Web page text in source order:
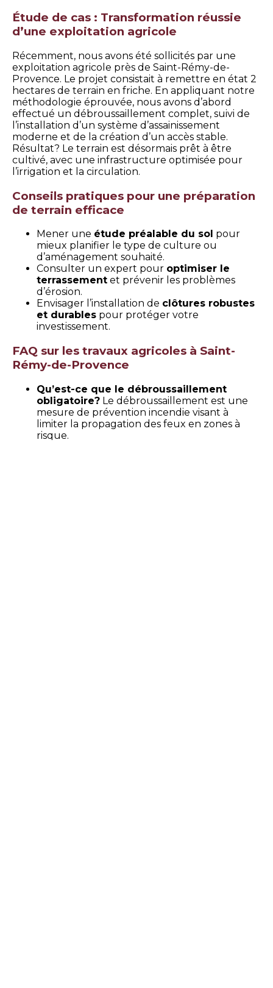
Étude de cas : Transformation réussie
d’une exploitation agricole
Récemment, nous avons été sollicités par une
exploitation agricole près de Saint-Rémy-de-
Provence. Le projet consistait à remettre en état 2
hectares de terrain en friche. En appliquant notre
méthodologie éprouvée, nous avons d’abord
effectué un débroussaillement complet, suivi de
l’installation d’un système d’assainissement
moderne et de la création d’un accès stable.
Résultat? Le terrain est désormais prêt à être
cultivé, avec une infrastructure optimisée pour
l’irrigation et la circulation.
Conseils pratiques pour une préparation
de terrain efficace
Mener une étude préalable du sol pour
mieux planifier le type de culture ou
d’aménagement souhaité.
Consulter un expert pour optimiser le
terrassement et prévenir les problèmes
d’érosion.
Envisager l’installation de clôtures robustes
et durables pour protéger votre
investissement.
FAQ sur les travaux agricoles à Saint-
Rémy-de-Provence
Qu’est-ce que le débroussaillement
obligatoire? Le débroussaillement est une
mesure de prévention incendie visant à
limiter la propagation des feux en zones à
risque.